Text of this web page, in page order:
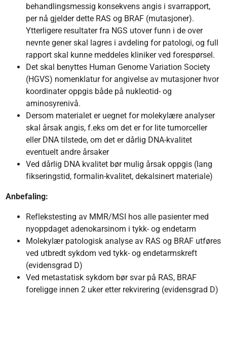
behandlingsmessig konsekvens angis i svarrapport,
per nå gjelder dette RAS og BRAF (mutasjoner).
Ytterligere resultater fra NGS utover funn i de over
nevnte gener skal lagres i avdeling for patologi, og full
rapport skal kunne meddeles kliniker ved forespørsel.
Det skal benyttes Human Genome Variation Society
(HGVS) nomenklatur for angivelse av mutasjoner hvor
koordinater oppgis både på nukleotid- og
aminosyrenivå.
Dersom materialet er uegnet for molekylære analyser
skal årsak angis, f.eks om det er for lite tumorceller
eller DNA tilstede, om det er dårlig DNA-kvalitet
eventuelt andre årsaker
Ved dårlig DNA kvalitet bør mulig årsak oppgis (lang
fikseringstid, formalin-kvalitet, dekalsinert materiale)
Anbefaling:
Reflekstesting av MMR/MSI hos alle pasienter med
nyoppdaget adenokarsinom i tykk- og endetarm
Molekylær patologisk analyse av RAS og BRAF utføres
ved utbredt sykdom ved tykk- og endetarmskreft
(evidensgrad D)
Ved metastatisk sykdom bør svar på RAS, BRAF
foreligge innen 2 uker etter rekvirering (evidensgrad D)